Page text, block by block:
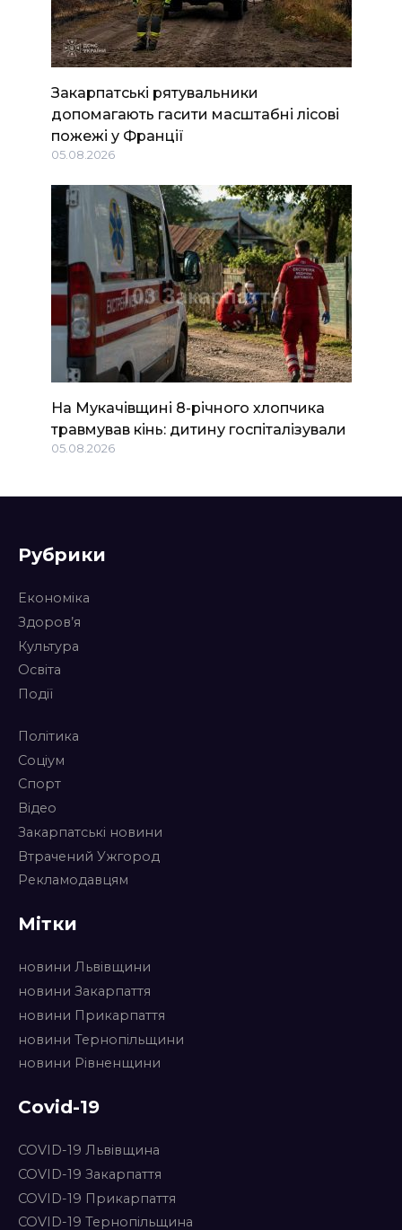
Закарпатські рятувальники
допомагають гасити масштабні лісові
пожежі у Франції
05.08.2026
На Мукачівщині 8-річного хлопчика
травмував кінь: дитину госпіталізували
05.08.2026
Рубрики
Економіка
Здоров’я
Культура
Освіта
Події
Політика
Соціум
Спорт
Відео
Закарпатські новини
Втрачений Ужгород
Рекламодавцям
Мітки
новини Львівщини
новини Закарпаття
новини Прикарпаття
новини Тернопільщини
новини Рівненщини
Covid-19
COVID-19 Львівщина
COVID-19 Закарпаття
COVID-19 Прикарпаття
COVID-19 Тернопільщина